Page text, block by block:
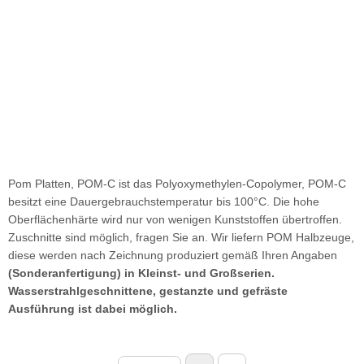
Pom Platten, POM-C ist das Polyoxymethylen-Copolymer, POM-C
besitzt eine Dauergebrauchstemperatur bis 100°C. Die hohe
Oberflächenhärte wird nur von wenigen Kunststoffen übertroffen.
Zuschnitte sind möglich, fragen Sie an. Wir liefern POM Halbzeuge,
diese werden nach Zeichnung produziert gemäß Ihren Angaben
(Sonderanfertigung) in Kleinst- und Großserien.
Wasserstrahlgeschnittene, gestanzte und gefräste
Ausführung ist dabei möglich.